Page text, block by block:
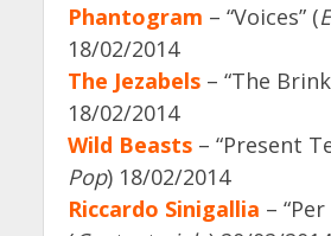
Phantogram – “Voices” (
18/02/2014
The Jezabels– “The
18/02/2014
Wild Beasts– “Present
Pop) 18/02/2014
Riccardo Sinigallia –